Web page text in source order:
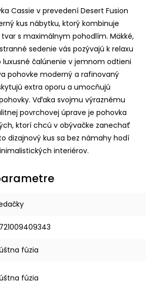
Cassie v prevedení Desert Fusion
kus nábytku, ktorý kombinuje
s maximálnym pohodlím. Mäkké,
sedenie vás pozývajú k relaxu
čalúnenie v jemnom odtieni
pohovke moderný a rafinovaný
extra oporu a umocňujú
Vďaka svojmu výraznému
povrchovej úprave je pohovka
ktorí chcú v obývačke zanechať
dizajnový kus sa bez námahy hodí
interiérov.
fúzia
fúzia